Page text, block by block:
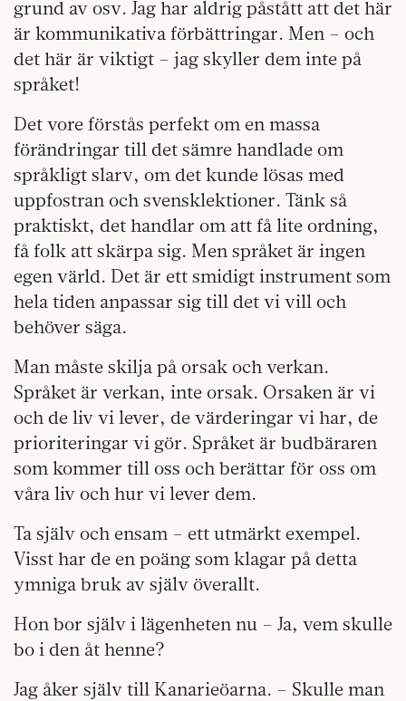
grund av osv. Jag har aldrig påstått att det här
är kommunikativa förbättringar. Men – och
det här är viktigt – jag skyller dem inte på
språket!
Det vore förstås perfekt om en massa
förändringar till det sämre handlade om
språkligt slarv, om det kunde lösas med
uppfostran och svensklektioner. Tänk så
praktiskt, det handlar om att få lite ordning,
få folk att skärpa sig. Men språket är ingen
egen värld. Det är ett smidigt instrument som
hela tiden anpassar sig till det vi vill och
behöver säga.
Man måste skilja på orsak och verkan.
Språket är verkan, inte orsak. Orsaken är vi
och de liv vi lever, de värderingar vi har, de
prioriteringar vi gör. Språket är budbäraren
som kommer till oss och berättar för oss om
våra liv och hur vi lever dem.
Ta själv och ensam – ett utmärkt exempel.
Visst har de en poäng som klagar på detta
ymniga bruk av själv överallt.
Hon bor själv i lägenheten nu – Ja, vem skulle
bo i den åt henne?
Jag åker själv till Kanarieöarna. – Skulle man